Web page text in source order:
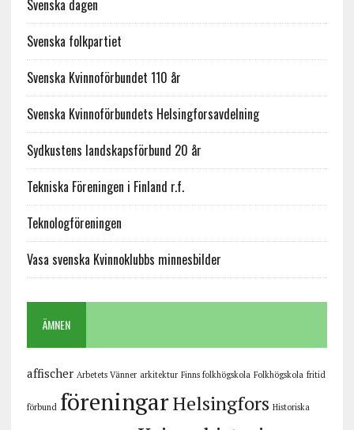
Svenska dagen
Svenska folkpartiet
Svenska Kvinnoförbundet 110 år
Svenska Kvinnoförbundets Helsingforsavdelning
Sydkustens landskapsförbund 20 år
Tekniska Föreningen i Finland r.f.
Teknologföreningen
Vasa svenska Kvinnoklubbs minnesbilder
ÄMNEN
affischer Arbetets Vänner arkitektur Finns folkhögskola Folkhögskola fritid
förbund föreningarHelsingfors Historiska